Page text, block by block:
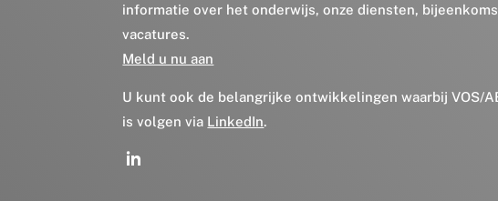
informatie over het onderwijs, onze diensten,
vacatures.
Meld u nu aan
U kunt ook de belangrijke ontwikkelingen waarbij VOS/
is volgen via LinkedIn.